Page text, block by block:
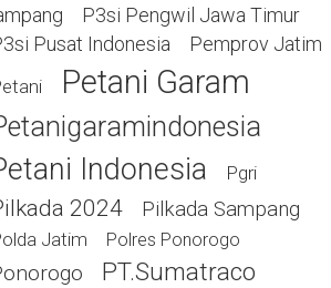
P3si Pengwil Jawa Timur
Pusat Indonesia
Pemprov Jatim
Petani Garam
Indonesia Pgri
2024 Pilkada Sampang
Jatim Polres Ponorogo
PT.Sumatraco